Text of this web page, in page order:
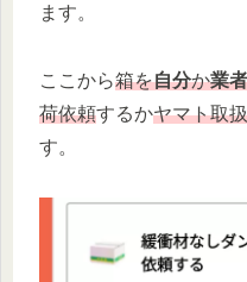
ます。
ここから箱を自分か業者
荷依頼するかヤマト取
す。